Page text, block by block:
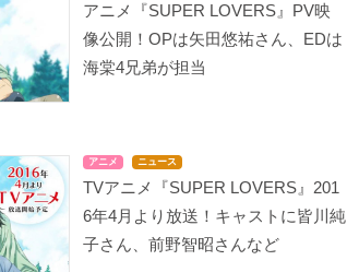
アニメ『SUPER LOVERS』PV映
像公開！OPは矢田悠祐さん、EDは
海棠4兄弟が担当
アニメ ニュース
TVアニメ『SUPER LOVERS』201
6年4月より放送！キャストに皆川純
子さん、前野智昭さんなど